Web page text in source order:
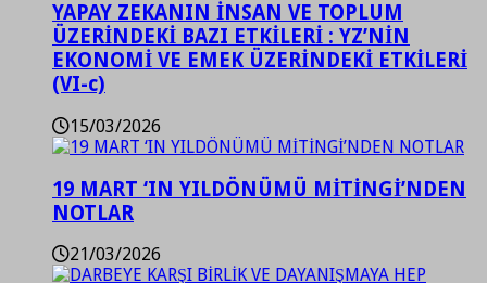
YAPAY ZEKANIN İNSAN VE TOPLUM
ÜZERİNDEKİ BAZI ETKİLERİ : YZ’NİN
EKONOMİ VE EMEK ÜZERİNDEKİ ETKİLERİ
(VI-c)
15/03/2026
19 MART ‘IN YILDÖNÜMÜ MİTİNGİ’NDEN
NOTLAR
21/03/2026